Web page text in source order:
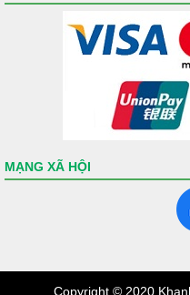
MẠNG XÃ HỘI
Copyright © 2020